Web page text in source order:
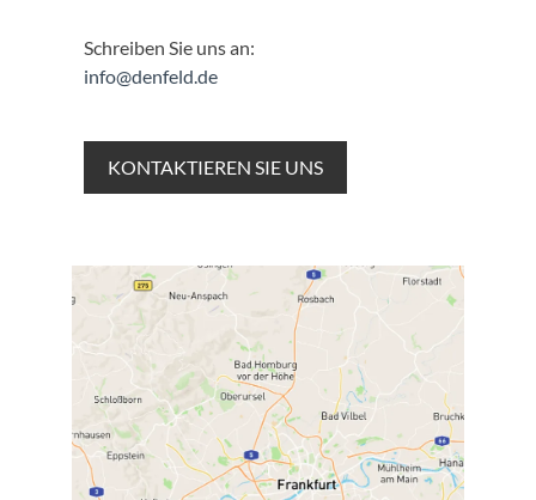
Schreiben Sie uns an:
info@denfeld.de
KONTAKTIEREN SIE UNS